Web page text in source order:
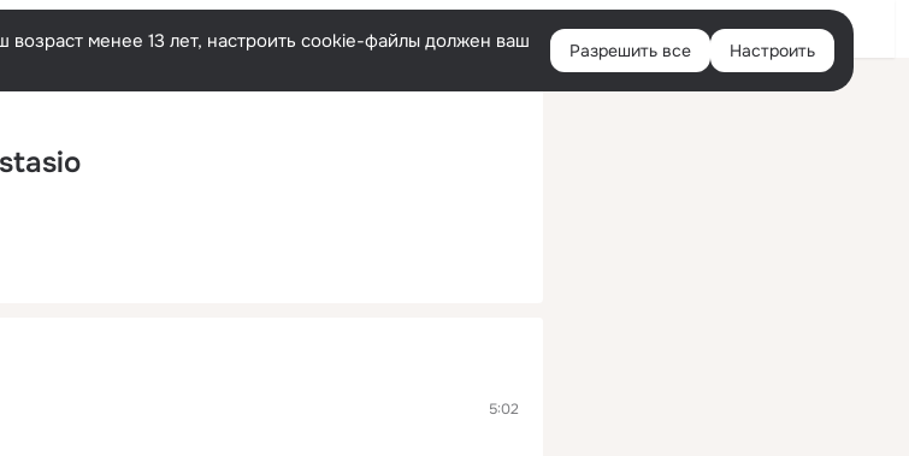
Русский Войти
менее 13 лет, настроить cookie-файлы должен ваш
Разрешить все Настроить
5:02